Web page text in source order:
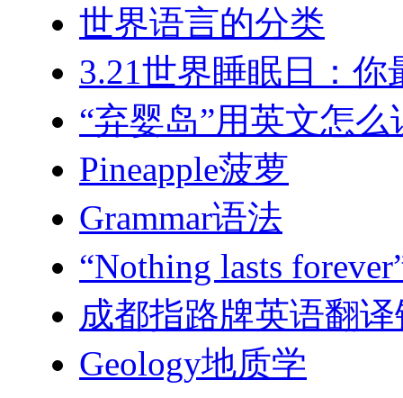
世界语言的分类
3.21世界睡眠日：
“弃婴岛”用英文怎么
Pineapple菠萝
Grammar语法
“Nothing lasts
成都指路牌英语翻
Geology地质学